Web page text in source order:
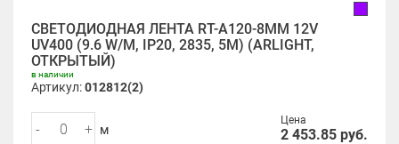
СВЕТОДИОДНАЯ ЛЕНТА RT-A120-8MM 12V
UV400 (9.6 W/M, IP20, 2835, 5M) (ARLIGHT,
ОТКРЫТЫЙ)
в наличии
Артикул:012812(2)
Цена
2 453.85 руб.
- + м